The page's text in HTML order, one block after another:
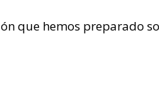
que hemos